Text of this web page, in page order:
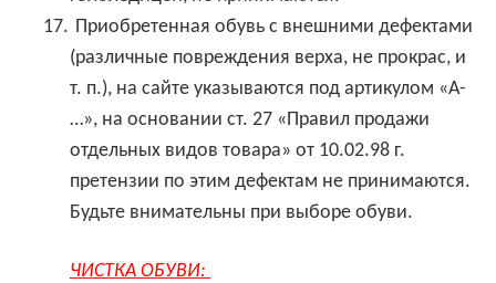
17. Приобретенная обувь с внешними дефектами
(различные повреждения верха, не прокрас, и
т. п.), на сайте указываются под артикулом «А-
…», на основании ст. 27 «Правил продажи
отдельных видов товара» от 10.02.98 г.
претензии по этим дефектам не принимаются.
Будьте внимательны при выборе обуви.
ЧИСТКА ОБУВИ: